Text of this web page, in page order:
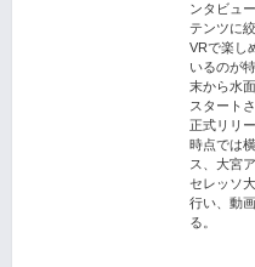
ンタビュ
テンツに
VRで楽し
いるのが
末から水
スタート
正式リリ
時点では
ス、大宮
セレッソ
行い、動
る。